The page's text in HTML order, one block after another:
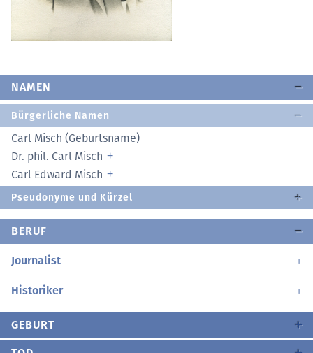
NAMEN
Bürgerliche Namen
Carl Misch (Geburtsname)
Dr. phil. Carl Misch
Carl Edward Misch
Pseudonyme und Kürzel
BERUF
Journalist
Historiker
GEBURT